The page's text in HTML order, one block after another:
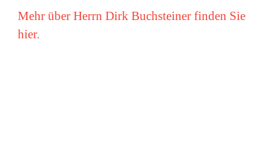
Mehr über Herrn Dirk Buchsteiner finden Sie
hier.